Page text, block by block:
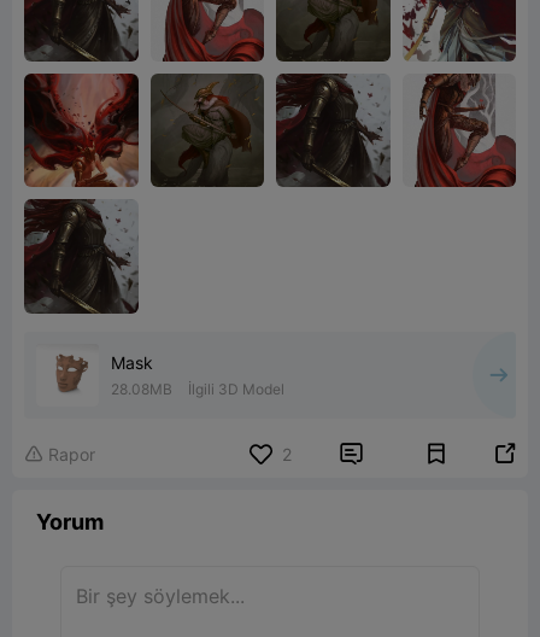
Mask
28.08MB İlgili 3D Model
 Rapor 2  
Yorum